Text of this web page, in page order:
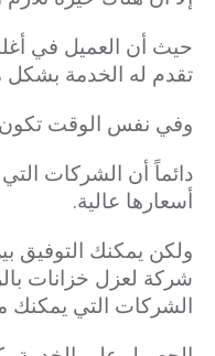
حيث أن العميل في
تقدم له الخدمة بشكل
وفي نفس الوقت تكون
دائماً أن الشركات
أسعارها عالية.
ولكن يمكنك التوفيق
شركة لعزل خزانات
الشركات التي يمكنك